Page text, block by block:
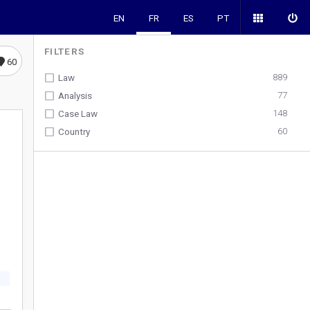
EN FR ES PT
60
FILTERS
Law
889
Analysis
77
Case Law
148
Country
60